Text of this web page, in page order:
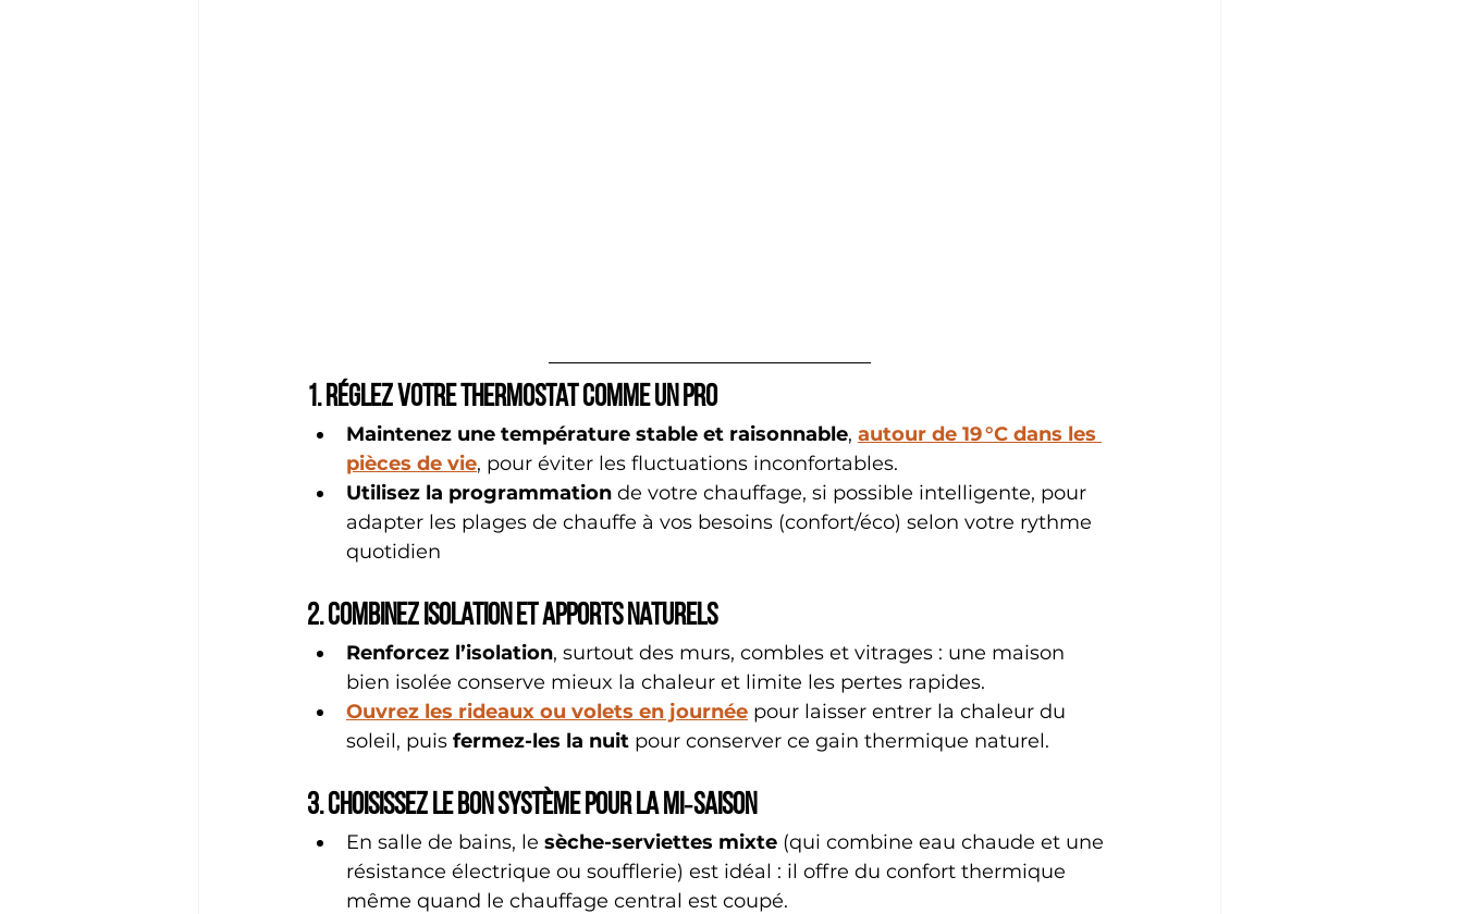
1. Réglez votre thermostat comme un pro
Maintenez une température stable et raisonnable, autour de 19 °C dans les
pièces de vie, pour éviter les fluctuations inconfortables.
Utilisez la programmation de votre chauffage, si possible intelligente, pour
adapter les plages de chauffe à vos besoins (confort/éco) selon votre rythme
quotidien
2. Combinez isolation et apports naturels
Renforcez l’isolation, surtout des murs, combles et vitrages : une maison
bien isolée conserve mieux la chaleur et limite les pertes rapides.
Ouvrez les rideaux ou volets en journée pour laisser entrer la chaleur du
soleil, puis fermez-les la nuit pour conserver ce gain thermique naturel.
3. Choisissez le bon système pour la mi‑saison
En salle de bains, le sèche-serviettes mixte (qui combine eau chaude et une
résistance électrique ou soufflerie) est idéal : il offre du confort thermique
même quand le chauffage central est coupé.